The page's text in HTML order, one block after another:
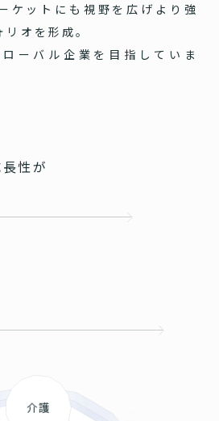
ケットにも視野を広げより強
オを形成。
ーバル企業を目指していま
性が
介護